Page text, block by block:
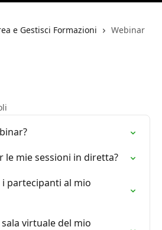
e Gestisci Formazioni Webinar
le mie sessioni in diretta?
partecipanti al mio
virtuale del mio